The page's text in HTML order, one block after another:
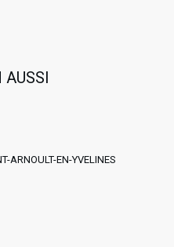
AUSSI
ARNOULT-EN-YVELINES